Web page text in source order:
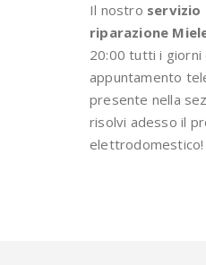
Il nostro servizio
riparazione
20:00 tutti i giorni
appuntamento
presente nella
risolvi adesso il
elettrodomestico!